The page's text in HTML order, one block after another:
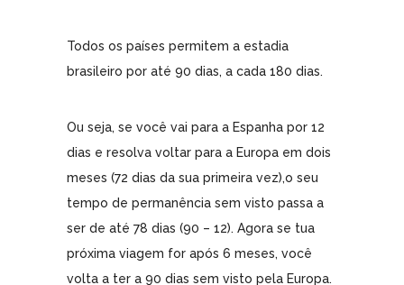
Todos os países permitem a estadia
brasileiro por até 90 dias, a cada 180 dias.
Ou seja, se você vai para a Espanha por 12
dias e resolva voltar para a Europa em dois
meses (72 dias da sua primeira vez),o seu
tempo de permanência sem visto passa a
ser de até 78 dias (90 – 12). Agora se tua
próxima viagem for após 6 meses, você
volta a ter a 90 dias sem visto pela Europa.